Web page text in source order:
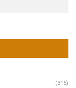
(316)